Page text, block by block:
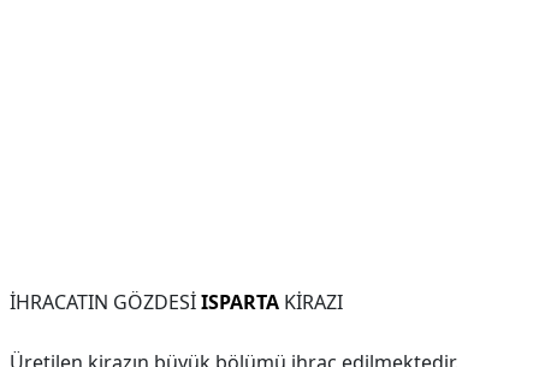
İHRACATIN GÖZDESİISPARTA KİRAZI